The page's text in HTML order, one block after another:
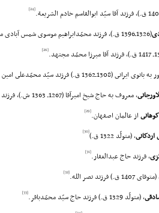
[24]
(1326ـ1396 ق.)، فرزند محمّدابراهیم موسوى شمس آبادى مازندرانى.
[26]
(1308ـ1362 ق.) فرزند سیّد محمّدعلى امین التّجار اصفهانى.
، معروف به حاج شیخ امیرآقا (1267ـ 1363 ش.)، فرزند کربلائى على آقا فلاورجانى.
از عالمان اصفهان.[29]
، (متولّد 1322 ق.) [30]
، فرزند حاج عبدالغفار.[31]
1407 ق.) فرزند نصر الله. [32]
، (متولّد 1329 ق.) فرزند حاج سیّد محمّدباقر. [33]